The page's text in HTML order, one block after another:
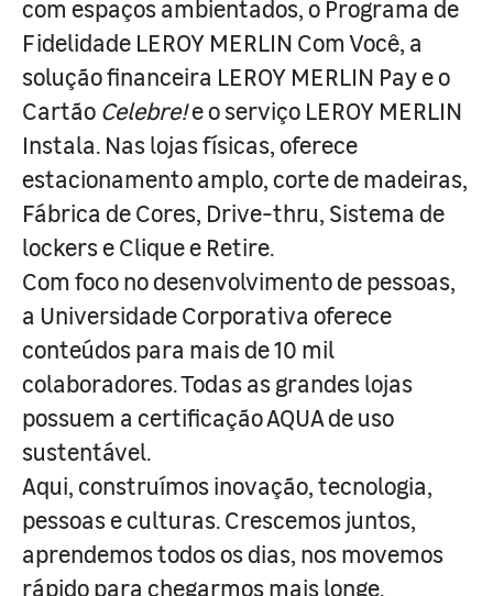
com espaços ambientados, o Programa de
Fidelidade LEROY MERLIN Com Você, a
solução financeira LEROY MERLIN Pay e o
Cartão Celebre!e o serviço LEROY MERLIN
Instala. Nas lojas físicas, oferece
estacionamento amplo, corte de madeiras,
Fábrica de Cores, Drive-thru, Sistema de
lockers e Clique e Retire.
Com foco no desenvolvimento de pessoas,
a Universidade Corporativa oferece
conteúdos para mais de 10 mil
colaboradores. Todas as grandes lojas
possuem a certificação AQUA de uso
sustentável.
Aqui, construímos inovação, tecnologia,
pessoas e culturas. Crescemos juntos,
aprendemos todos os dias, nos movemos
rápido para chegarmos mais longe.